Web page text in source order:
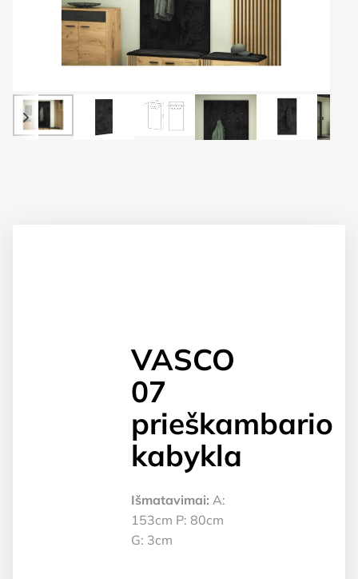
VASCO
07
prieškambario
kabykla
Išmatavimai: A:
153cm P: 80cm
G: 3cm